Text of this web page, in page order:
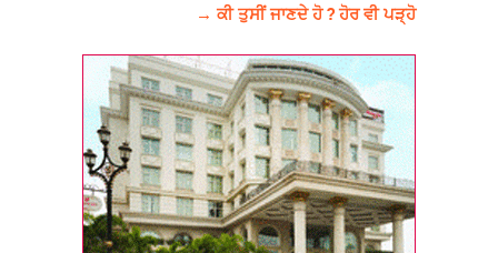
→ ਕੀ ਤੁਸੀਂ ਜਾਣਦੇ ਹੋ ? ਹੋਰ ਵੀ ਪੜ੍ਹੋ